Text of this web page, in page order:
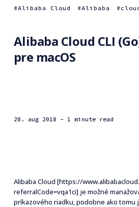
Alibaba Cloud Alibaba
Alibaba Cloud CLI
pre macOS
28. aug 2018 - 1 minute read
Alibaba Cloud [https://
referralCode=vqa1ci] je možné
príkazového riadku, podobne ako tomu